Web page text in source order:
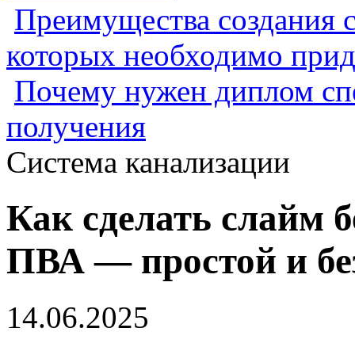
Преимущества создания
которых необходимо
Почему нужен диплом
получения
Система канализации
Как сделать слайм
ПВА — простой и
14.06.2025